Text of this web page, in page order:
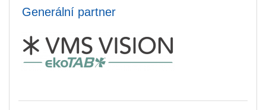
Generální partner